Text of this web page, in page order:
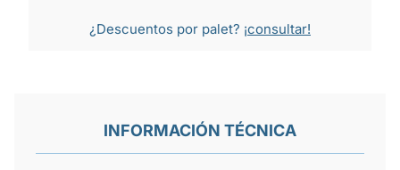
¿Descuentos por palet? ¡consultar!
INFORMACIÓN TÉCNICA